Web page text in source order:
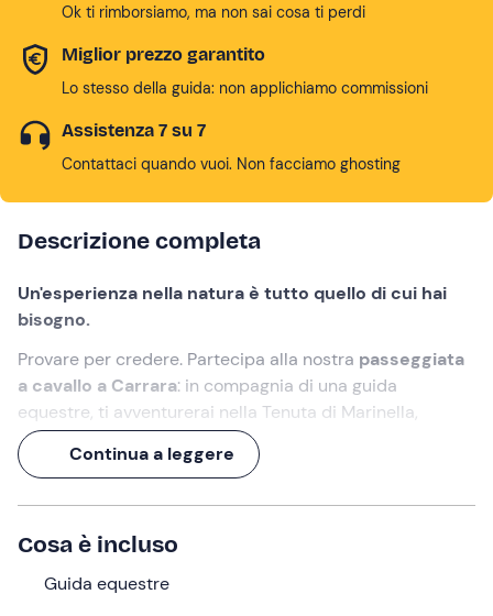
Ok ti rimborsiamo, ma non sai cosa ti perdi
Miglior prezzo garantito
Lo stesso della guida: non applichiamo commissioni
Assistenza 7 su 7
Contattaci quando vuoi. Non facciamo ghosting
Descrizione completa
Un'esperienza nella natura è tutto quello di cui hai
bisogno.
Provare per credere. Partecipa alla nostra passeggiata
a cavallo a Carrara: in compagnia di una guida
equestre, ti avventurerai nella Tenuta di Marinella,
cavalcando in una splendida cornice naturale.
Un'esperienza di 3 ore, per far respirare mente e corpo!
L'appuntamento è all'orario selezionato
ritrovo aCarrara (MS)
Continua a leggere
Cosa è incluso
Guida equestre